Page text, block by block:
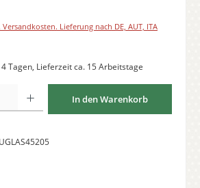
Lieferung nach DE, AUT, ITA
Tagen, Lieferzeit ca. 15 Arbeitstage
In den Warenkorb